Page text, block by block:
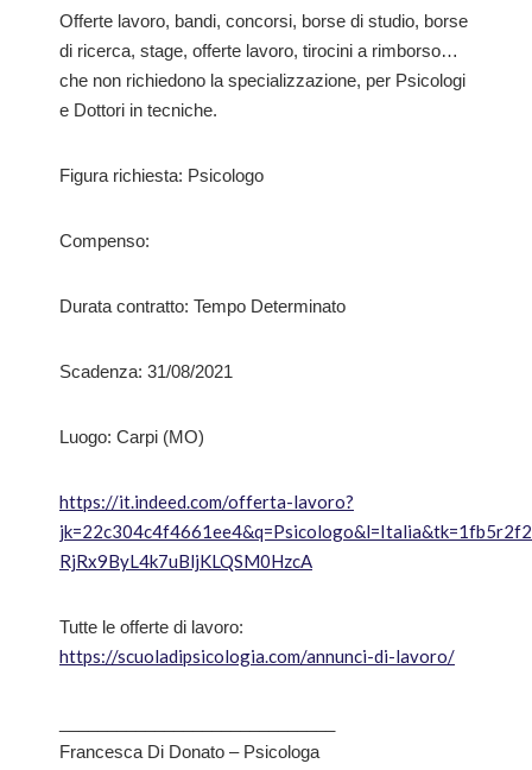
Offerte lavoro, bandi, concorsi, borse di studio, borse
di ricerca, stage, offerte lavoro, tirocini a rimborso…
che non richiedono la specializzazione, per Psicologi
e Dottori in tecniche.
Figura richiesta: Psicologo
Compenso:
Durata contratto: Tempo Determinato
Scadenza: 31/08/2021
Luogo: Carpi (MO)
https://it.indeed.com/offerta-lavoro?
RjRx9ByL4k7uBljKLQSM0HzcA
Tutte le offerte di lavoro:
https://scuoladipsicologia.com/annunci-di-lavoro/
Francesca Di Donato – Psicologa